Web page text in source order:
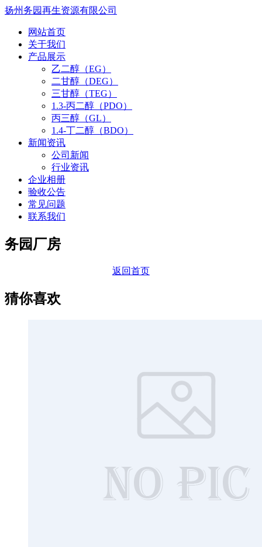
扬州务园再生资源有限公司
网站首页
关于我们
产品展示
乙二醇（EG）
二甘醇（DEG）
三甘醇（TEG）
1.3-丙二醇（PDO）
丙三醇（GL）
1.4-丁二醇（BDO）
新闻资讯
公司新闻
行业资讯
企业相册
验收公告
常见问题
联系我们
务园厂房
返回首页
猜你喜欢